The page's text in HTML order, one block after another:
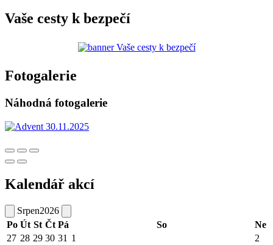
Vaše cesty k bezpečí
Fotogalerie
Náhodná fotogalerie
Kalendář akcí
Srpen2026
Po Út St Čt Pá So
Ne
27 28 29 30 31 1 2